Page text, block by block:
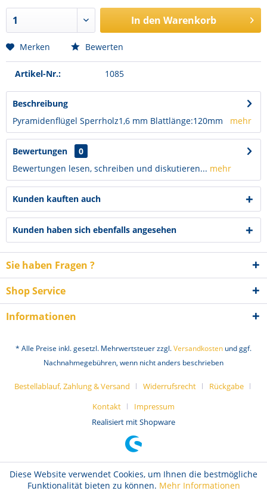
In den Warenkorb
Merken Bewerten
Artikel-Nr.: 1085
Beschreibung
Pyramidenflügel Sperrholz1,6 mm Blattlänge:120mm mehr
Bewertungen
0
Bewertungen lesen, schreiben und diskutieren... mehr
Kunden kauften auch
Kunden haben sich ebenfalls angesehen
Sie haben Fragen ?
Shop Service
Informationen
* Alle Preise inkl. gesetzl. Mehrwertsteuer zzgl.Versandkosten und ggf.
Nachnahmegebühren, wenn nicht anders beschrieben
Bestellablauf, Zahlung & Versand Widerrufsrecht
Rückgabe
Kontakt
Impressum
Realisiert mit Shopware
Diese Website verwendet Cookies, um Ihnen die bestmögliche
Funktionalität bieten zu können. Mehr Informationen